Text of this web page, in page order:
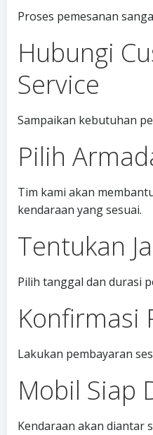
Proses pemesanan
Hubungi
Service
Sampaikan kebutuhan
Pilih
Tim kami akan
kendaraan yang sesuai.
Tentukan
Pilih tanggal dan durasi
Konfirmasi
Lakukan pembayaran
Mobil Siap
Kendaraan akan diantar